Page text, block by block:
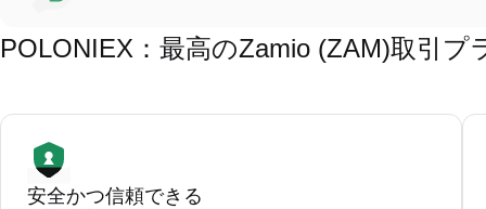
POLONIEX：最高のZamio (ZAM)取引プ
安全かつ信頼できる